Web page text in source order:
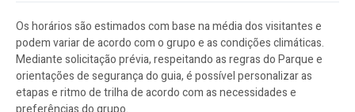
Os horários são estimados com base na média dos visitantes e
podem variar de acordo com o grupo e as condições climáticas.
Mediante solicitação prévia, respeitando as regras do Parque e
orientações de segurança do guia, é possível personalizar as
etapas e ritmo de trilha de acordo com as necessidades e